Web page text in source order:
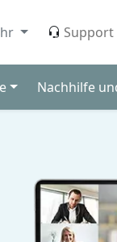
Support
Nachhilfe